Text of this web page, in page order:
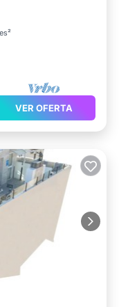
VER OFERTA